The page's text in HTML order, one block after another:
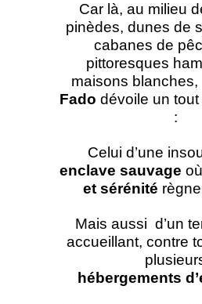
Car là, au milieu
pinèdes, dunes de
cabanes de
pittoresques
maisons
Fado dévoile un tout
:
Celui d’une
enclave sauvage où
et sérénité
Mais aussi d’un
accueillant, contre
hébergements